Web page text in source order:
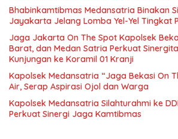
Bhabinkamtibmas Medansatria Binakan
Jayakarta Jelang Lomba Yel-Yel Tingkat
Jaga Jakarta On The Spot Kapolsek
Barat, dan Medan Satria Perkuat
Kunjungan ke Koramil 01 Kranji
Kapolsek Medansatria “Jaga Bekasi On
Air, Serap Aspirasi Ojol dan Warga
Kapolsek Medansatria Silahturahmi ke
Perkuat Sinergi Jaga Kamtibmas